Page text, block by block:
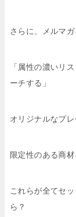
さらに、メルマ
「属性の濃いリ
ーチする」
オリジナルなプ
限定性のある商
これらが全てセ
ら？